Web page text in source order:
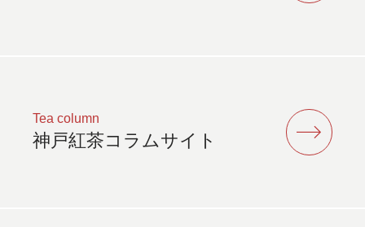
Tea column
神戸紅茶コラムサイト